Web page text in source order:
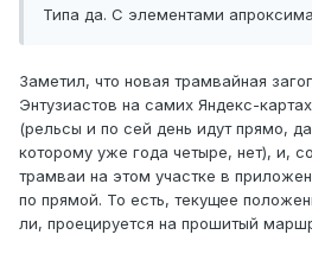
Типа да. С элементами
Заметил, что новая трамвайная
Энтузиастов на самих Яндекс-
(рельсы и по сей день идут прямо,
которому уже года четыре, нет), и,
трамваи на этом участке в
по прямой. То есть, текущее
ли, проецируется на прошитый